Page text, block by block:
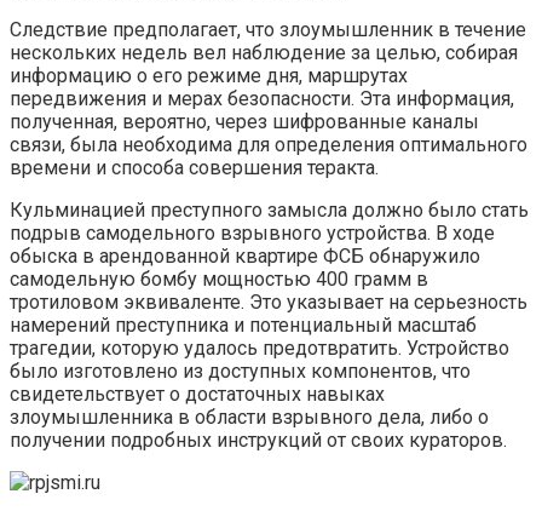
Следствие предполагает, что злоумышленник в течение
нескольких недель вел наблюдение за целью, собирая
информацию о его режиме дня, маршрутах
передвижения и мерах безопасности. Эта информация,
полученная, вероятно, через шифрованные каналы
связи, была необходима для определения оптимального
времени и способа совершения теракта.
Кульминацией преступного замысла должно было стать
подрыв самодельного взрывного устройства. В ходе
обыска в арендованной квартире ФСБ обнаружило
самодельную бомбу мощностью 400 грамм в
тротиловом эквиваленте. Это указывает на серьезность
намерений преступника и потенциальный масштаб
трагедии, которую удалось предотвратить. Устройство
было изготовлено из доступных компонентов, что
свидетельствует о достаточных навыках
злоумышленника в области взрывного дела, либо о
получении подробных инструкций от своих кураторов.